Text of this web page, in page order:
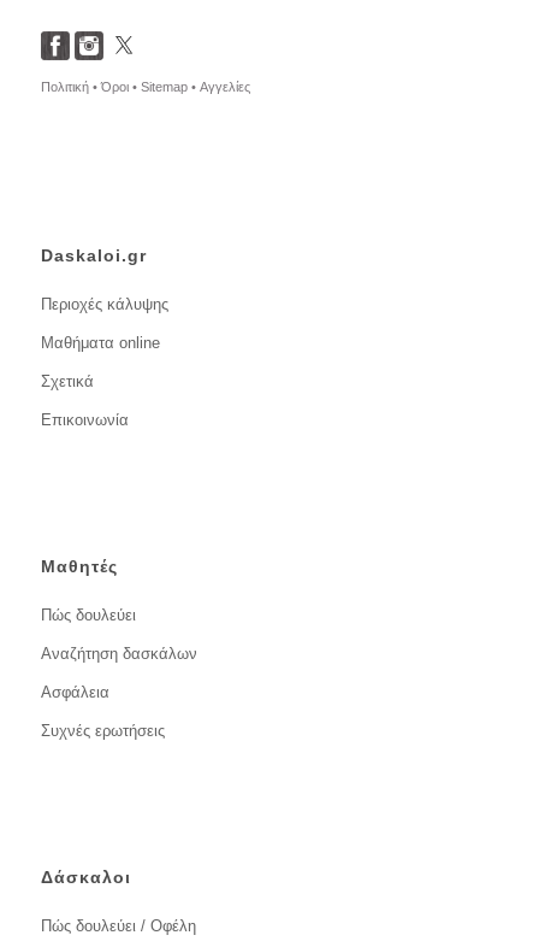
Πολιτική •Όροι • Sitemap • Αγγελίες
Daskaloi.gr
Περιοχές κάλυψης
Μαθήματα online
Σχετικά
Επικοινωνία
Μαθητές
Πώς δουλεύει
Αναζήτηση δασκάλων
Ασφάλεια
Συχνές ερωτήσεις
Δάσκαλοι
Πώς δουλεύει / Οφέλη